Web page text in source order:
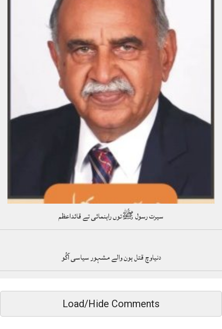
سیرت رسول ﷺتوں راہنمائی تے قائداعظم
دنیاوچ قتل ہون والے مشہور سیاسی آگُو
Load/Hide Comments